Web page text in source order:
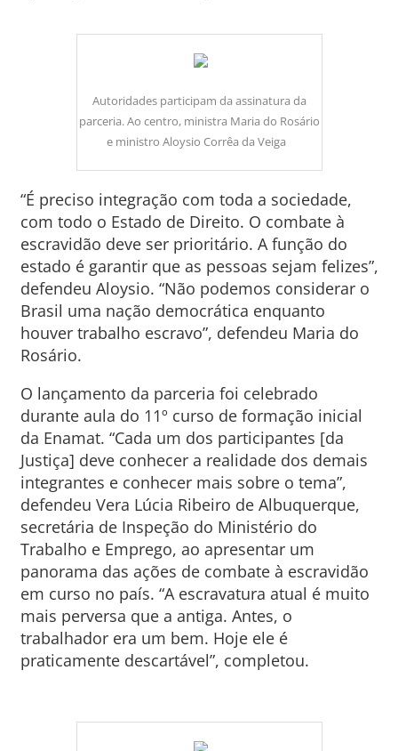
Autoridades participam da assinatura da
parceria. Ao centro, ministra Maria do Rosário
e ministro Aloysio Corrêa da Veiga
“É preciso integração com toda a sociedade,
com todo o Estado de Direito. O combate à
escravidão deve ser prioritário. A função do
estado é garantir que as pessoas sejam felizes”,
defendeu Aloysio. “Não podemos considerar o
Brasil uma nação democrática enquanto
houver trabalho escravo”, defendeu Maria do
Rosário.
O lançamento da parceria foi celebrado
durante aula do 11º curso de formação inicial
da Enamat. “Cada um dos participantes [da
Justiça] deve conhecer a realidade dos demais
integrantes e conhecer mais sobre o tema”,
defendeu Vera Lúcia Ribeiro de Albuquerque,
secretária de Inspeção do Ministério do
Trabalho e Emprego, ao apresentar um
panorama das ações de combate à escravidão
em curso no país. “A escravatura atual é muito
mais perversa que a antiga. Antes, o
trabalhador era um bem. Hoje ele é
praticamente descartável”, completou.